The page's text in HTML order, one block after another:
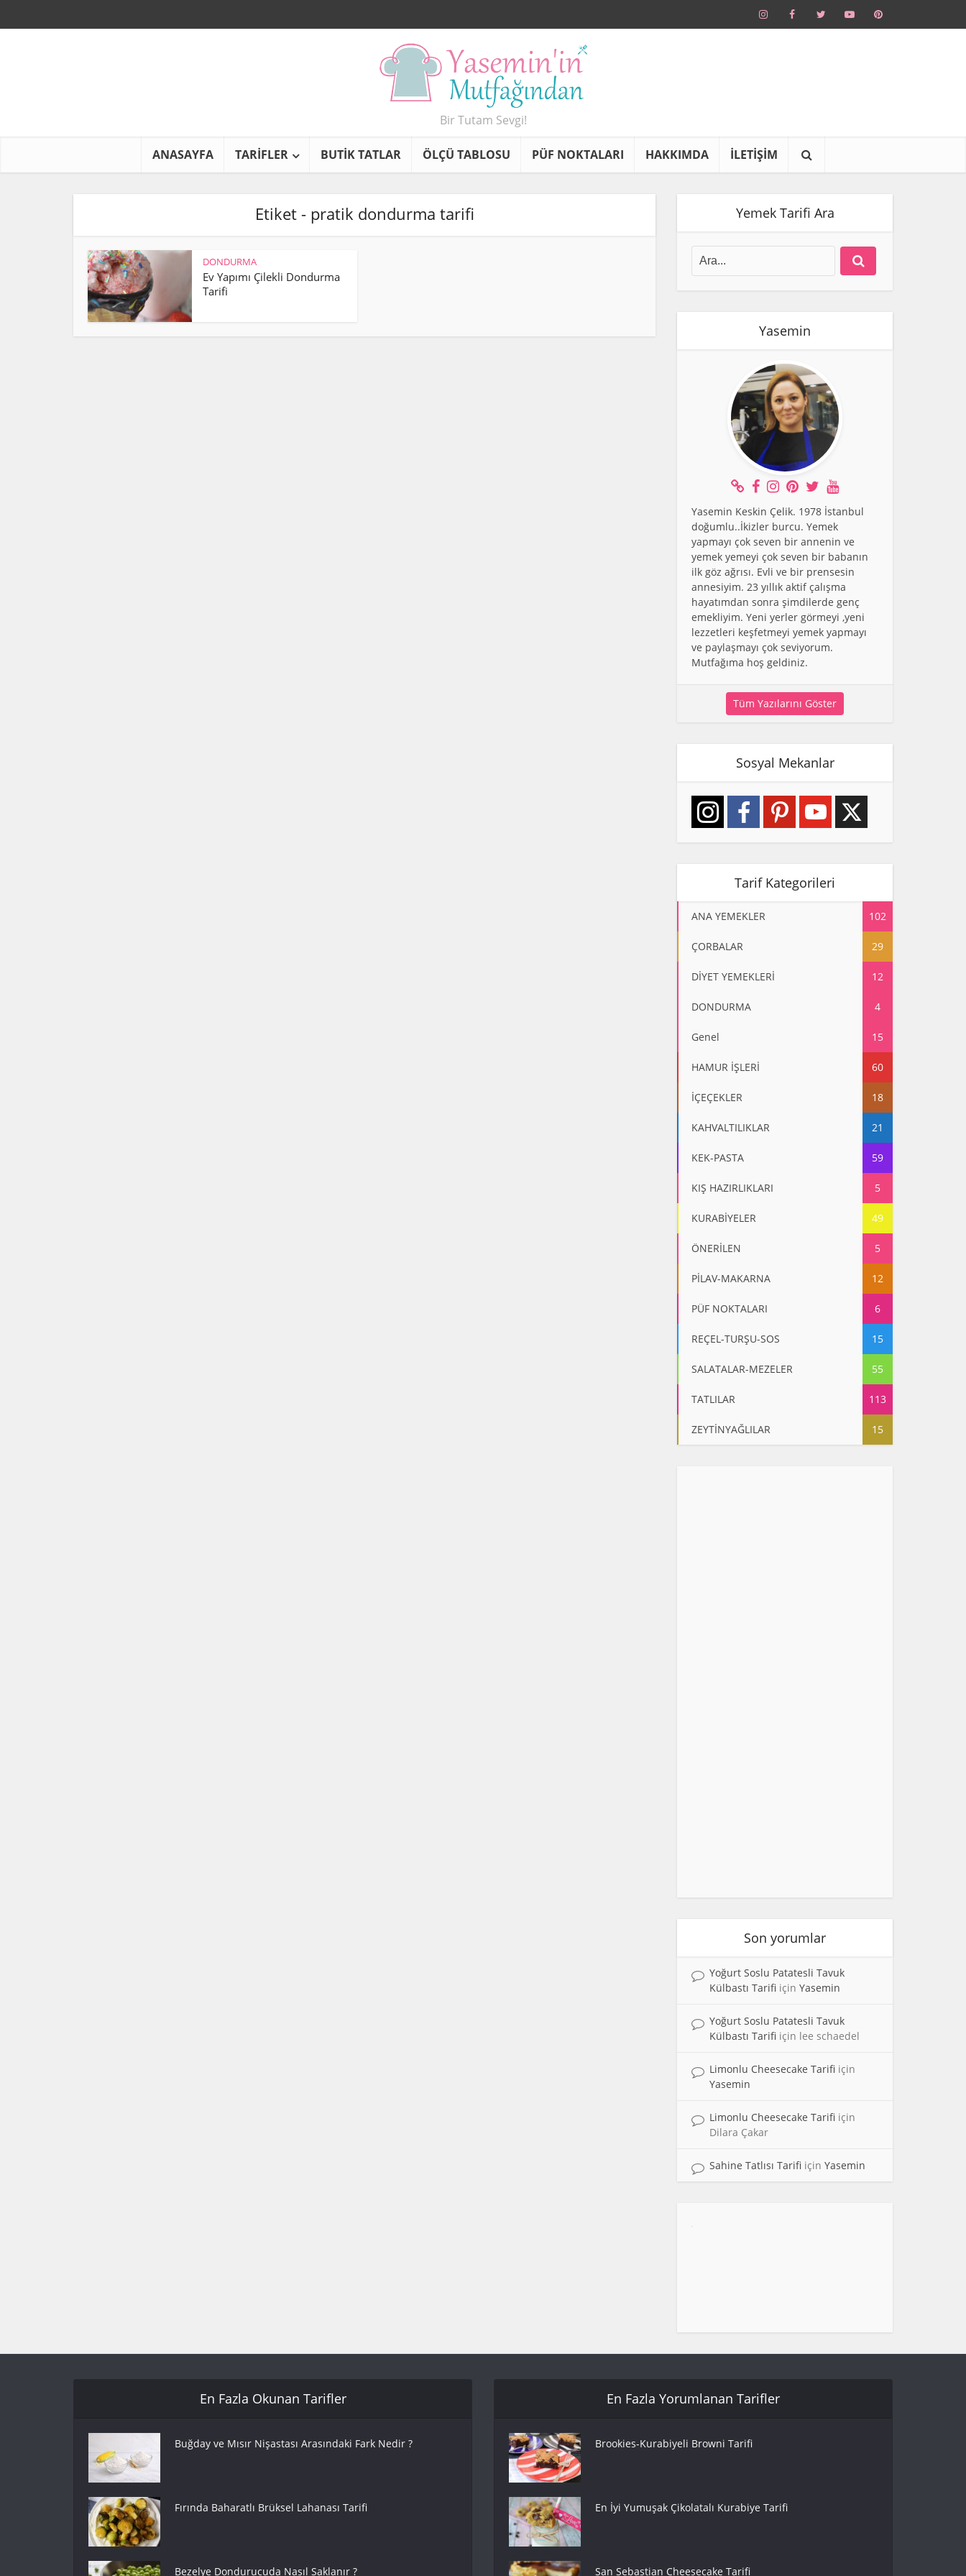
Bir Tutam Sevgi!
ANASAYFA TARİFLER BUTİK TATLAR ÖLÇÜ TABLOSU PÜF NOKTALARI HAKKIMDA İLETİŞİM
Etiket - pratik dondurma tarifi
DONDURMA
Ev Yapımı Çilekli Dondurma
Tarifi
Yemek Tarifi Ara
Yasemin
Yasemin Keskin Çelik. 1978 İstanbul
doğumlu..İkizler burcu. Yemek
yapmayı çok seven bir annenin ve
yemek yemeyi çok seven bir babanın
ilk göz ağrısı. Evli ve bir prensesin
annesiyim. 23 yıllık aktif çalışma
hayatımdan sonra şimdilerde genç
emekliyim. Yeni yerler görmeyi ,yeni
lezzetleri keşfetmeyi yemek yapmayı
ve paylaşmayı çok seviyorum.
Mutfağıma hoş geldiniz.
Tüm Yazılarını Göster
Sosyal Mekanlar
Tarif Kategorileri
ANA YEMEKLER 102
ÇORBALAR 29
DİYET YEMEKLERİ 12
DONDURMA 4
Genel 15
HAMUR İŞLERİ 60
İÇEÇEKLER 18
KAHVALTILIKLAR 21
KEK-PASTA 59
KIŞ HAZIRLIKLARI 5
KURABİYELER 49
ÖNERİLEN 5
PİLAV-MAKARNA 12
PÜF NOKTALARI 6
REÇEL-TURŞU-SOS 15
SALATALAR-MEZELER 55
TATLILAR 113
ZEYTİNYAĞLILAR 15
Son yorumlar
Yoğurt Soslu Patatesli Tavuk
Külbastı Tarifi için Yasemin
Yoğurt Soslu Patatesli Tavuk
Külbastı Tarifi için lee schaedel
Limonlu Cheesecake Tarifi için
Yasemin
Limonlu Cheesecake Tarifi için
Dilara Çakar
Sahine Tatlısı Tarifi için Yasemin
En Fazla Okunan Tarifler
Buğday ve Mısır Nişastası Arasındaki Fark Nedir ?
Fırında Baharatlı Brüksel Lahanası Tarifi
Bezelye Dondurucuda Nasıl Saklanır ?
En Fazla Yorumlanan Tarifler
Brookies-Kurabiyeli Browni Tarifi
En İyi Yumuşak Çikolatalı Kurabiye Tarifi
San Sebastian Cheesecake Tarifi